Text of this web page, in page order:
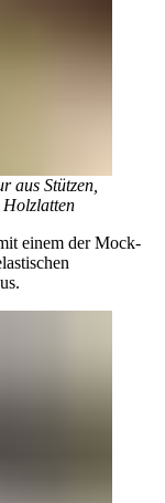
aus Stützen,
Holzlatten
einem der Mock-